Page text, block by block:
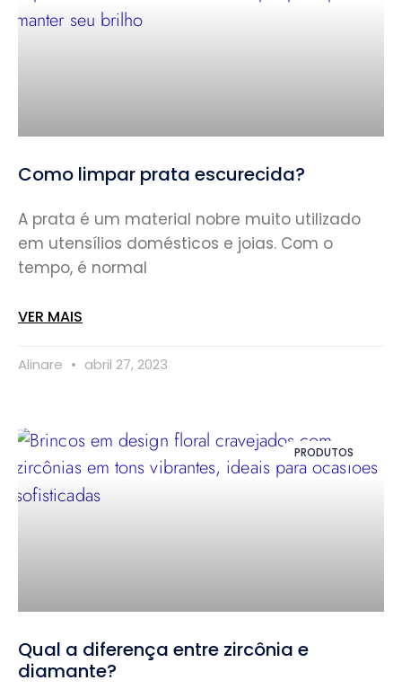
Como limpar prata escurecida?
A prata é um material nobre muito utilizado
em utensílios domésticos e joias. Com o
tempo, é normal
VER MAIS
Alinare abril 27, 2023
PRODUTOS
Qual a diferença entre zircônia e
diamante?